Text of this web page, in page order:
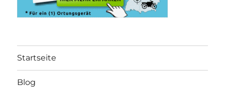
Startseite
Blog